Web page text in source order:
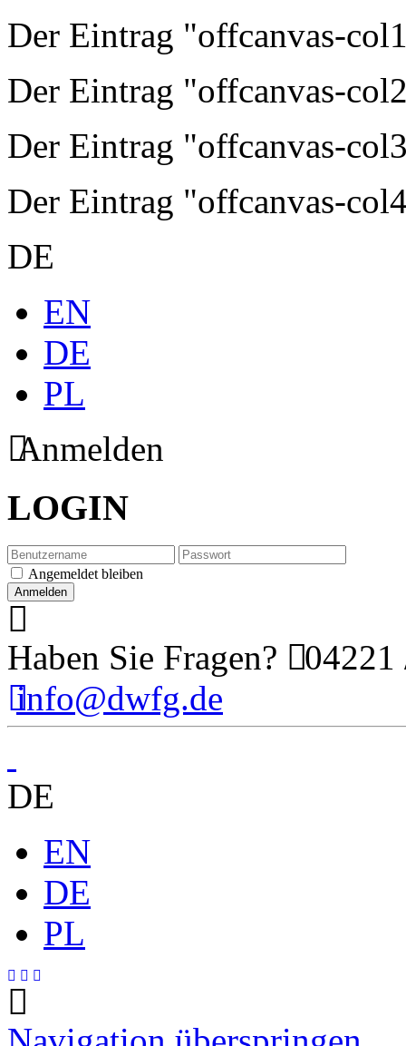
Der Eintrag "offcanvas-
Der Eintrag "offcanvas-
Der Eintrag "offcanvas-
Der Eintrag "offcanvas-
DE
EN
DE
PL
Anmelden
LOGIN
Angemeldet bleiben
Haben Sie Fragen? 04221
info@dwfg.de
DE
EN
DE
PL